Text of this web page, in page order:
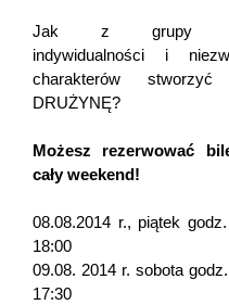
Jak z grupy
indywidualności i
charakterów stworzyć
DRUŻYNĘ?
Możesz rezerwować
cały weekend!
08.08.2014 r., piątek
18:00
09.08. 2014 r. sobota
17:30